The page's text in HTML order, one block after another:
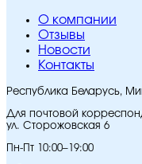
O компании
Отзывы
Новости
Контакты
Республика Беларусь,
Для почтовой
ул. Сторожовская 6
Пн-Пт 10:00–19:00